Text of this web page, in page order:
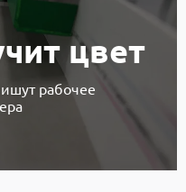
цвет
рабочее